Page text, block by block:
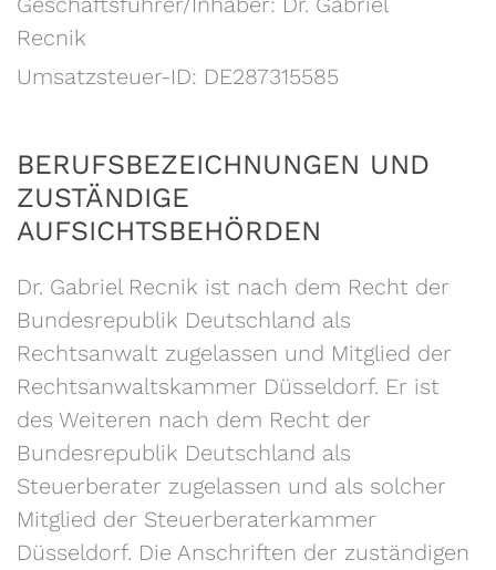
Recnik
Umsatzsteuer-ID: DE287315585
BERUFSBEZEICHNUNGEN UND
ZUSTÄNDIGE
AUFSICHTSBEHÖRDEN
Dr. Gabriel Recnik ist nach dem Recht der
Bundesrepublik Deutschland als
Rechtsanwalt zugelassen und Mitglied der
Rechtsanwaltskammer Düsseldorf. Er ist
des Weiteren nach dem Recht der
Bundesrepublik Deutschland als
Steuerberater zugelassen und als solcher
Mitglied der Steuerberaterkammer
Düsseldorf. Die Anschriften der zuständigen